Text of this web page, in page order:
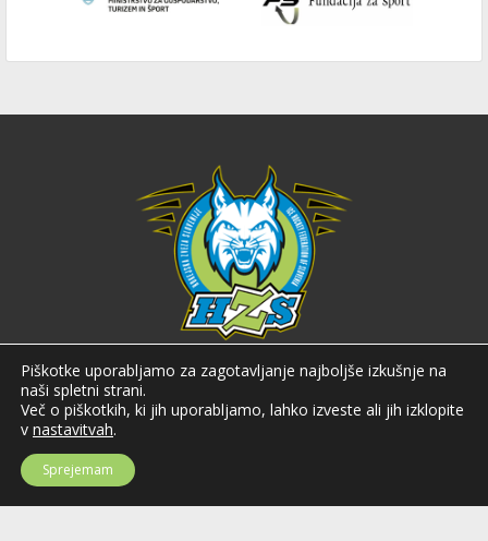
Hokejska zveza Slovenije
Hokejska zveza Slovenije (HZS) je krovna športna organizacija na področju
hokeja v Sloveniji. Organizira tekmovanja v različnih domačih in
mednarodnih hokejskih ligah in pokalih; pod njenim okriljem delujejo tudi
SI-1000 Ljubljana
Piškotke uporabljamo za zagotavljanje najboljše izkušnje na
naši spletni strani.
Več o piškotkih, ki jih uporabljamo, lahko izveste ali jih izklopite
v nastavitvah.
Sprejemam